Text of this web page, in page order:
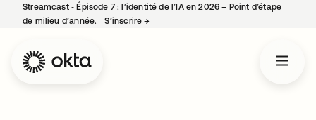
Streamcast ‑ Épisode 7 : l’identité de l’IA en 2026 – Point d’étape
de milieu d’année.
S’inscrire→